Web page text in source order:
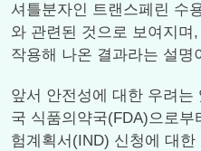
셔틀분자인 트랜스페린 수
와 관련된 것으로 보여지며
작용해 나온 결과라는 설명
앞서 안전성에 대한 우려는
국 식품의약국(FDA)으로부
험계획서(IND) 신청에 대